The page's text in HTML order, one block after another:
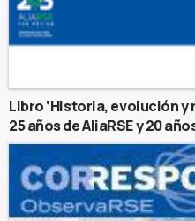
Libro ‘Historia, evolución y
25 años de AliaRSE y 20